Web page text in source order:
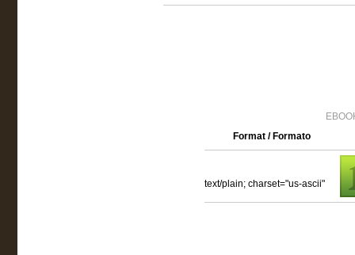
Format / Formato
text/plain; charset="us-ascii"